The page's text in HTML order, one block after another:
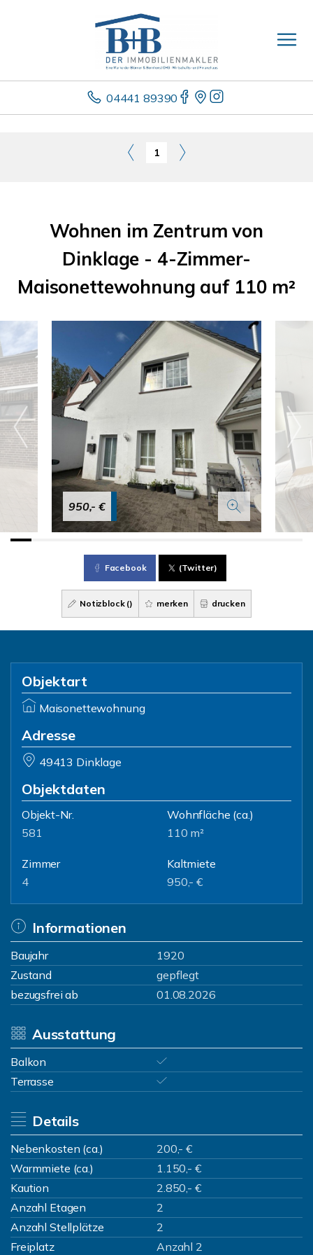
04441 89390
1
Wohnen im Zentrum von
Dinklage - 4-Zimmer-
Maisonettewohnung auf 110 m²
950,- €
Facebook (Twitter)
Notizblock () merken drucken
Objektart
Maisonettewohnung
Adresse
49413 Dinklage
Objektdaten
Objekt-Nr.
581
Wohnfläche (ca.)
110 m²
Zimmer
4
Kaltmiete
950,- €
Informationen
Baujahr
1920
Zustand
gepflegt
bezugsfrei ab
01.08.2026
Ausstattung
Balkon
Terrasse
Details
Nebenkosten (ca.)
200,- €
Warmmiete (ca.)
1.150,- €
Kaution
2.850,- €
Anzahl Etagen
2
Anzahl Stellplätze
2
Freiplatz
Anzahl 2